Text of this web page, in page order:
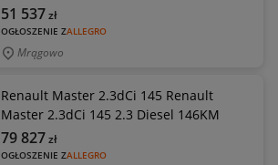
OGŁOSZENIE ZALLEGRO
51 537zł
Mrągowo
Renault Master 2.3dCi 145 Renault
Master 2.3dCi 145 2.3 Diesel 146KM
OGŁOSZENIE ZALLEGRO
79 827zł